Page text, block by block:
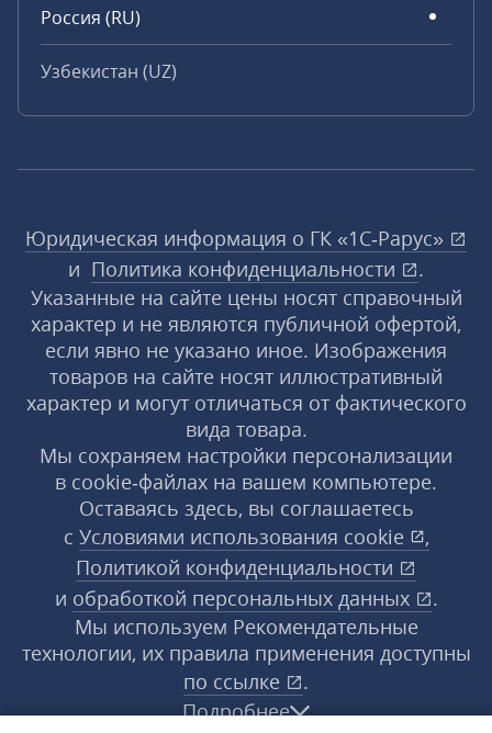
Россия (RU)
Узбекистан (UZ)
Юридическая информация о ГК «1С‑Рарус»
и Политика конфиденциальности
.
Указанные на сайте цены носят справочный
характер и не являются публичной офертой,
если явно не указано иное. Изображения
товаров на сайте носят иллюстративный
характер и могут отличаться от фактического
вида товара.
Мы сохраняем настройки персонализации
в cookie‑файлах на вашем компьютере.
Оставаясь здесь, вы соглашаетесь
с Условиями использования cookie
,
Политикой конфиденциальности
и обработкой персональных данных
.
Мы используем Рекомендательные
технологии, их правила применения доступны
по ссылке
.
Подробнее